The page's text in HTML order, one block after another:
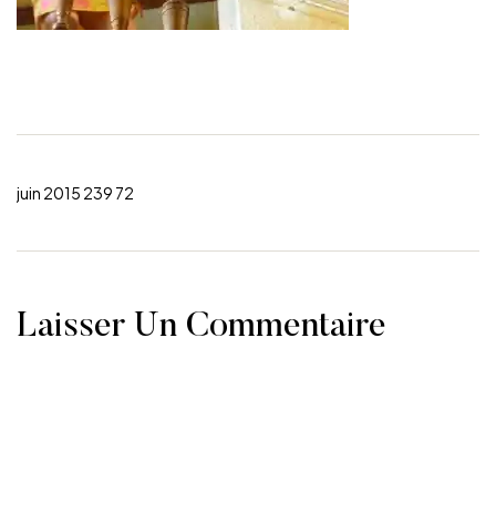
juin 2015 239 72
Laisser Un Commentaire